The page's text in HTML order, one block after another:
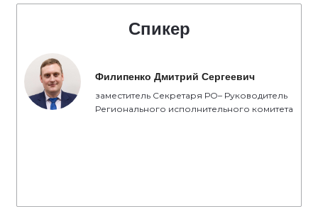
Спикер
Филипенко Дмитрий Сергеевич
заместитель Секретаря РО– Руководитель
Регионального исполнительного комитета